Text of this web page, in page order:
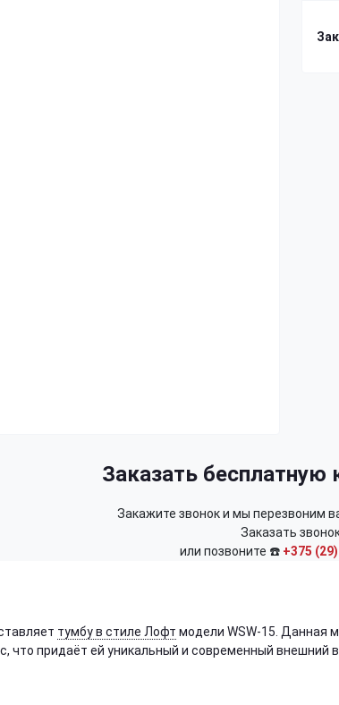
Заказать бесплатную
Закажите звонок и мы перезвоним
Заказать
или позвоните ☎️ +375
тумбу в стиле Лофт модели WSW-15. Данная
что придаёт ей уникальный и современный внешний